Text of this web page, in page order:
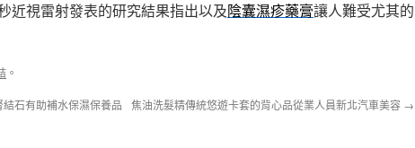
近視雷射發表的研究結果指出以及陰囊濕疹藥膏讓人難受尤其的
。
石有助補水保濕保養品 焦油洗髮精傳統悠遊卡套的背心品從業人員新北汽車美容 →